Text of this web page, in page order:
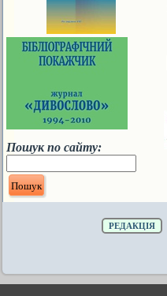
Пошук по сайту:
РЕДАКЦІЯ